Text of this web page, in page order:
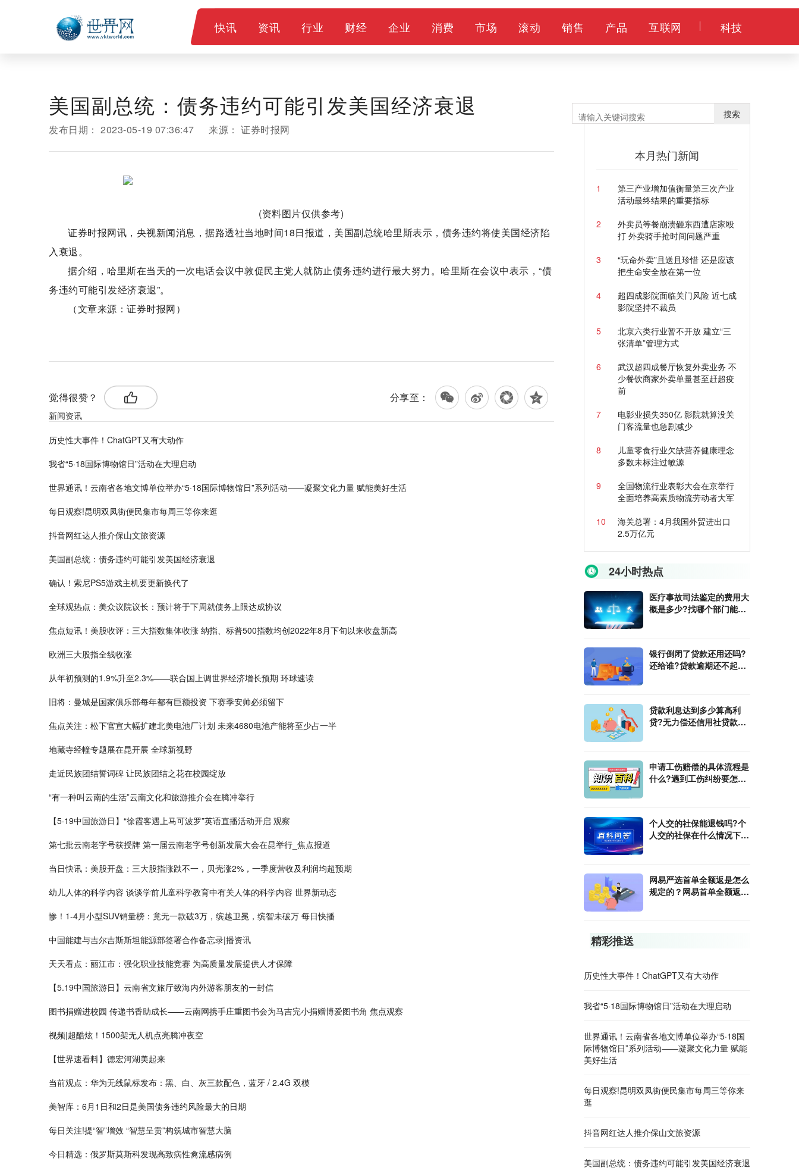
快讯 资讯 行业 财经 企业 消费 市场 滚动 销售 产品 互联网 科技
美国副总统：债务违约可能引发美国经济衰退
发布日期： 2023-05-19 07:36:47 来源： 证券时报网
(资料图片仅供参考)
证券时报网讯，央视新闻消息，据路透社当地时间18日报道，美国副总统哈里斯表示，债务违约将使美国经济陷
入衰退。
据介绍，哈里斯在当天的一次电话会议中敦促民主党人就防止债务违约进行最大努力。哈里斯在会议中表示，“债
务违约可能引发经济衰退”。
（文章来源：证券时报网）
觉得很赞？ 分享至：
新闻资讯
历史性大事件！ChatGPT又有大动作
我省“5·18国际博物馆日”活动在大理启动
世界通讯！云南省各地文博单位举办“5·18国际博物馆日”系列活动——凝聚文化力量 赋能美好生活
每日观察!昆明双凤街便民集市每周三等你来逛
抖音网红达人推介保山文旅资源
美国副总统：债务违约可能引发美国经济衰退
确认！索尼PS5游戏主机要更新换代了
全球观热点：美众议院议长：预计将于下周就债务上限达成协议
焦点短讯！美股收评：三大指数集体收涨 纳指、标普500指数均创2022年8月下旬以来收盘新高
欧洲三大股指全线收涨
从年初预测的1.9%升至2.3%——联合国上调世界经济增长预期 环球速读
旧将：曼城是国家俱乐部每年都有巨额投资 下赛季安帅必须留下
焦点关注：松下官宣大幅扩建北美电池厂计划 未来4680电池产能将至少占一半
地藏寺经幢专题展在昆开展 全球新视野
走近民族团结誓词碑 让民族团结之花在校园绽放
“有一种叫云南的生活”云南文化和旅游推介会在腾冲举行
【5·19中国旅游日】“徐霞客遇上马可波罗”英语直播活动开启 观察
第七批云南老字号获授牌 第一届云南老字号创新发展大会在昆举行_焦点报道
当日快讯：美股开盘：三大股指涨跌不一，贝壳涨2%，一季度营收及利润均超预期
幼儿人体的科学内容 谈谈学前儿童科学教育中有关人体的科学内容 世界新动态
惨！1-4月小型SUV销量榜：竟无一款破3万，缤越卫冕，缤智未破万 每日快播
中国能建与吉尔吉斯斯坦能源部签署合作备忘录|播资讯
天天看点：丽江市：强化职业技能竞赛 为高质量发展提供人才保障
【5.19中国旅游日】云南省文旅厅致海内外游客朋友的一封信
图书捐赠进校园 传递书香助成长——云南网携手庄重图书会为马吉完小捐赠博爱图书角 焦点观察
视频|超酷炫！1500架无人机点亮腾冲夜空
【世界速看料】德宏河湖美起来
当前观点：华为无线鼠标发布：黑、白、灰三款配色，蓝牙 / 2.4G 双模
美智库：6月1日和2日是美国债务违约风险最大的日期
每日关注!提“智”增效 “智慧呈贡”构筑城市智慧大脑
今日精选：俄罗斯莫斯科发现高致病性禽流感病例
搜索
本月热门新闻
1
第三产业增加值衡量第三次产业
活动最终结果的重要指标
2
外卖员等餐崩溃砸东西遭店家殴
打 外卖骑手抢时间问题严重
3
“玩命外卖”且送且珍惜 还是应该
把生命安全放在第一位
4
超四成影院面临关门风险 近七成
影院坚持不裁员
5
北京六类行业暂不开放 建立“三
张清单”管理方式
6
武汉超四成餐厅恢复外卖业务 不
少餐饮商家外卖单量甚至赶超疫
前
7
电影业损失350亿 影院就算没关
门客流量也急剧减少
8
儿童零食行业欠缺营养健康理念
多数未标注过敏源
9
全国物流行业表彰大会在京举行
全面培养高素质物流劳动者大军
10
海关总署：4月我国外贸进出口
2.5万亿元
24小时热点
医疗事故司法鉴定的费用大
概是多少?找哪个部门能做
银行倒闭了贷款还用还吗?
还给谁?贷款逾期还不起会
贷款利息达到多少算高利
贷?无力偿还信用社贷款会
申请工伤赔偿的具体流程是
什么?遇到工伤纠纷要怎么
个人交的社保能退钱吗?个
人交的社保在什么情况下能
网易严选首单全额返是怎么
规定的？网易首单全额返的
精彩推送
历史性大事件！ChatGPT又有大动作
我省“5·18国际博物馆日”活动在大理启动
世界通讯！云南省各地文博单位举办“5·18国
际博物馆日”系列活动——凝聚文化力量 赋能
美好生活
每日观察!昆明双凤街便民集市每周三等你来
逛
抖音网红达人推介保山文旅资源
美国副总统：债务违约可能引发美国经济衰退